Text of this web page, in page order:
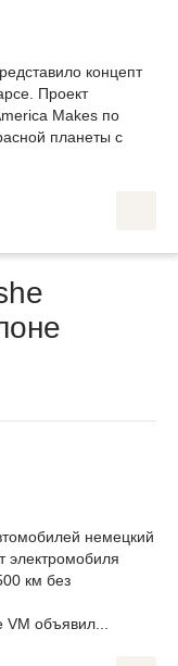
концепт
Проект
Makes по
планеты с
немецкий
электромобиля
км без
объявил...